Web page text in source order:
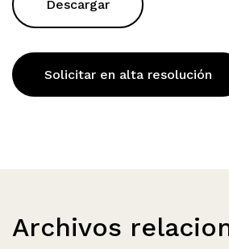
Descargar
Solicitar en alta resolución
Archivos